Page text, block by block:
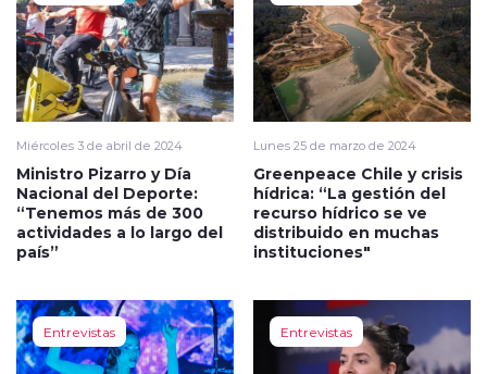
Miércoles 3 de abril de 2024
Ministro Pizarro y Día
Nacional del Deporte:
“Tenemos más de 300
actividades a lo largo del
país”
Lunes 25 de marzo de 2024
Greenpeace Chile y crisis
hídrica: “La gestión del
recurso hídrico se ve
distribuido en muchas
instituciones"
Entrevistas Entrevistas